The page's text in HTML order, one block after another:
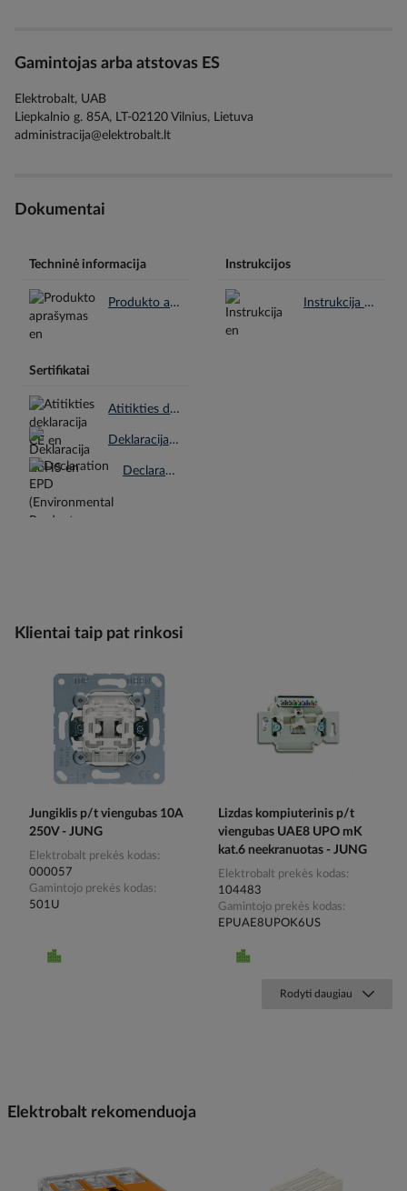
Gamintojas arba atstovas ES
Elektrobalt, UAB
Liepkalnio g. 85A, LT-02120 Vilnius, Lietuva
administracija@elektrobalt.lt
Dokumentai
Techninė informacija
Produkto aprašymas en.pdf
Instrukcijos
Instrukcija en.pdf
Sertifikatai
Atitikties deklaracija CE en.pdf
Deklaracija RoHS en.pdf
Declaration EPD (Environmental Product Declaration) en.pdf
Klientai taip pat rinkosi
Jungiklis p/t viengubas 10A
250V - JUNG
Elektrobalt prekės kodas
000057
Gamintojo prekės kodas
501U
Lizdas kompiuterinis p/t
viengubas UAE8 UPO mK
kat.6 neekranuotas - JUNG
Elektrobalt prekės kodas
104483
Gamintojo prekės kodas
EPUAE8UPOK6US
Rodyti daugiau
Elektrobalt rekomenduoja